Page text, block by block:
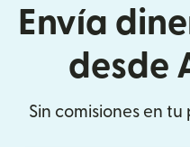
Envía
desde
Sin comisiones en